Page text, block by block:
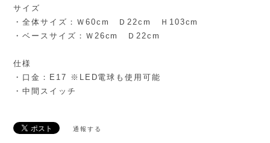
サイズ
・全体サイズ：Ｗ60cm Ｄ22cm Ｈ103cm
・ベースサイズ：Ｗ26cm Ｄ22cm
仕様
・口金：E17 ※LED電球も使用可能
・中間スイッチ
通報する